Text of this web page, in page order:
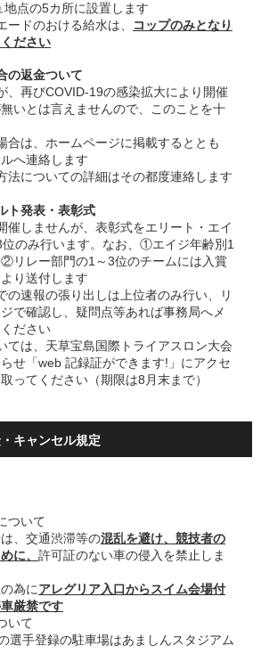
点の5カ所に設置します
ドのおける給水は、
コップのみとなり
ださい
返金ついて
再びCOVID-19の感染拡大により開催
いとは言えませんので、このことを十
は、ホームページに掲載するととも
へ連絡します
についての詳細はその都度連絡します
発表・表彰式
しませんが、表彰式をエリート・エイ
のみ行います。なお、①エイジ年齢別1
リレー部門の1～3位のチームには入賞
り送付します
速報の張り出しは上位者のみ行い、リ
で確認し、疑問点等あれば事務局へメ
ださい
は、天草宝島国際トライアスロン大会
せ「web 記録証ができます!」にアクセ
ってください（期限は8月末まで）
キャンセル規定
ついて
通渋滞等の混乱を避け、競技者の
に、 許可証のない車の侵入を禁止しま
にアレグリア入口からスイム会場付
厳禁です
いて
録の駐車場はあましんスタジアム